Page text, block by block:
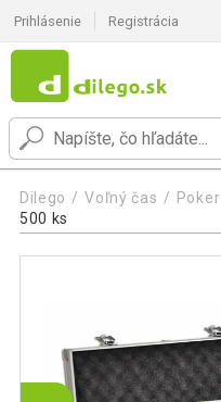
Prihlásenie Registrácia
Dilego Voľný čas Poker
500 ks